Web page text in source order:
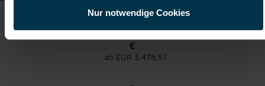
Nur notwendige Cookies
Elektrotechniker Steyr Vollzeit (m/w/d)
ab EUR 3.478,51